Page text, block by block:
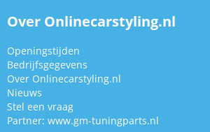
Over Onlinecarstyling.nl
Openingstijden
Bedrijfsgegevens
Over Onlinecarstyling.nl
Nieuws
Stel een vraag
Partner: www.gm-tuningparts.nl